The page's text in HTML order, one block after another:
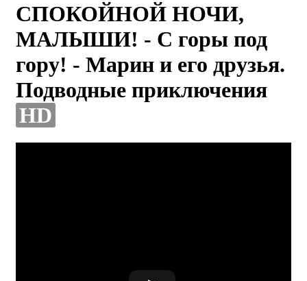
СПОКОЙНОЙ НОЧИ,
МАЛЫШИ! - С горы под
гору! - Марин и его друзья.
Подводные приключения
HD